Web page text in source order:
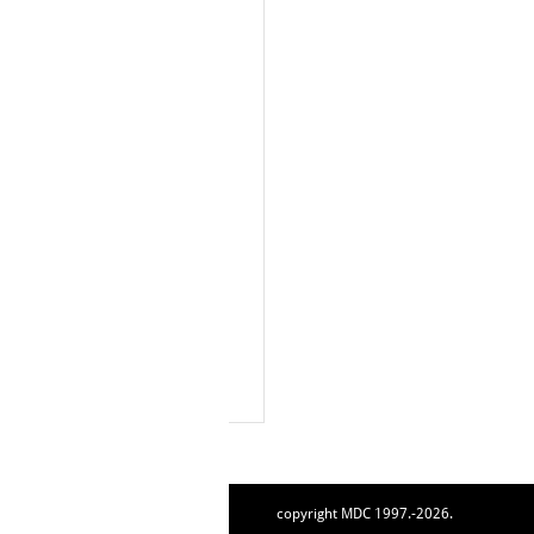
copyright MDC 1997.-2026.